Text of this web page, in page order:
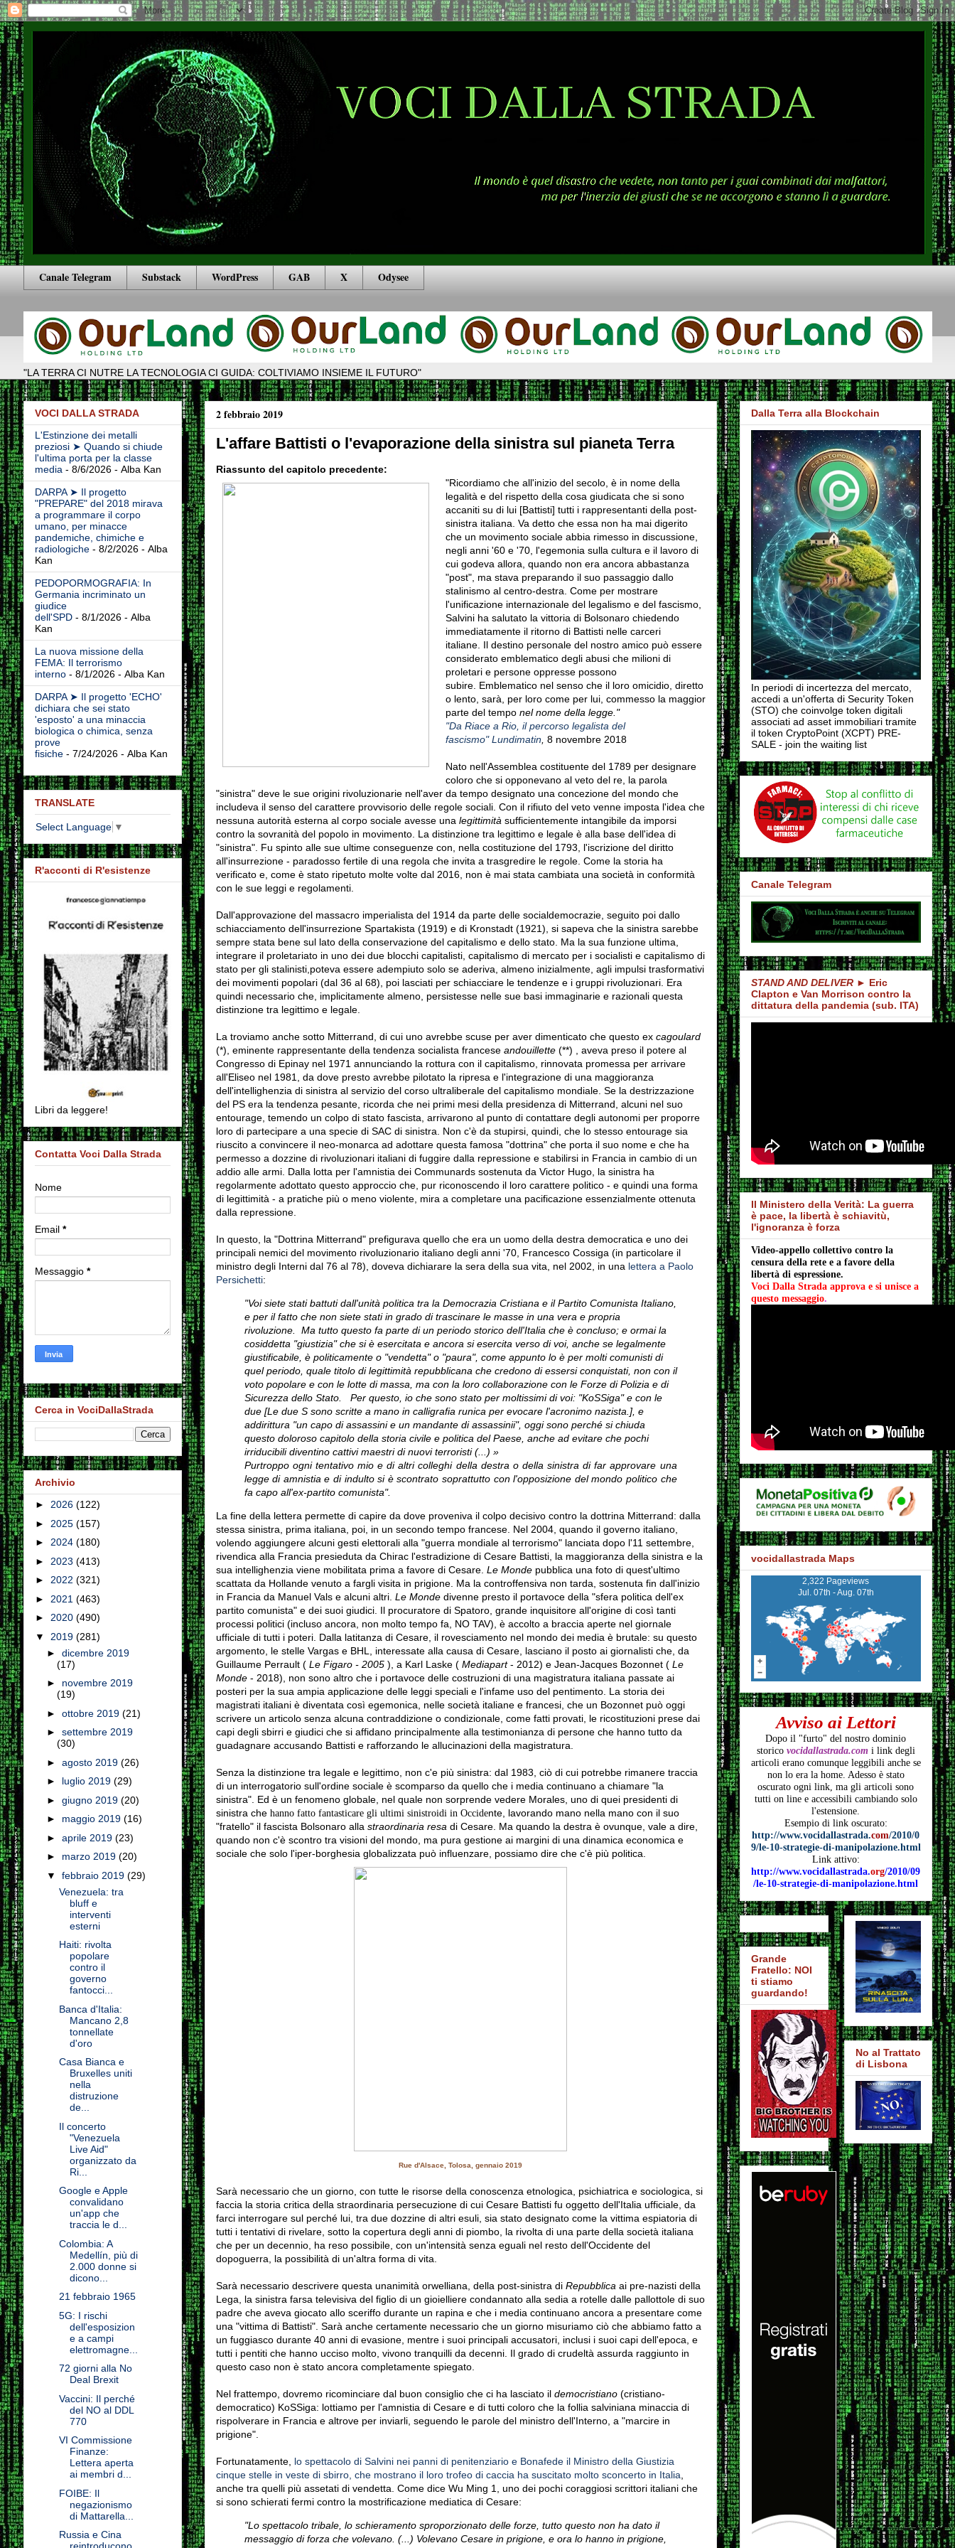
Canale Telegram Substack WordPress GAB X Odysee
"LA TERRA CI NUTRE LA TECNOLOGIA CI GUIDA: COLTIVIAMO INSIEME IL FUTURO"
2 febbraio 2019
L'affare Battisti o l'evaporazione della sinistra sul pianeta Terra
Riassunto del capitolo precedente:
"Ricordiamo che all'inizio del secolo, è in nome della
legalità e del rispetto della cosa giudicata che si sono
accaniti su di lui [Battisti] tutti i rappresentanti della post-
sinistra italiana. Va detto che essa non ha mai digerito
che un movimento sociale abbia rimesso in discussione,
negli anni '60 e '70, l'egemonia sulla cultura e il lavoro di
cui godeva allora, quando non era ancora abbastanza
"post", ma stava preparando il suo passaggio dallo
stalinismo al centro-destra. Come per mostrare
l'unificazione internazionale del legalismo e del fascismo,
Salvini ha salutato la vittoria di Bolsonaro chiedendo
immediatamente il ritorno di Battisti nelle carceri
italiane. Il destino personale del nostro amico può essere
considerato emblematico degli abusi che milioni di
proletari e persone oppresse possono
subire. Emblematico nel senso che il loro omicidio, diretto
o lento, sarà, per loro come per lui, commesso la maggior
parte del tempo nel nome della legge. "
"Da Riace a Rio, il percorso legalista del
fascismo"Lundimatin 8 novembre 2018
Nato nell'Assemblea costituente del 1789 per designare
coloro che si opponevano al veto del re, la parola
"sinistra" deve le sue origini rivoluzionarie nell'aver da tempo designato una concezione del mondo che
includeva il senso del carattere provvisorio delle regole sociali. Con il rifiuto del veto venne imposta l'idea che
nessuna autorità esterna al corpo sociale avesse una legittimità sufficientemente intangibile da imporsi
contro la sovranità del popolo in movimento. La distinzione tra legittimo e legale è alla base dell'idea di
"sinistra". Fu spinto alle sue ultime conseguenze con, nella costituzione del 1793, l'iscrizione del diritto
all'insurrezione - paradosso fertile di una regola che invita a trasgredire le regole. Come la storia ha
verificato e, come è stato ripetuto molte volte dal 2016, non è mai stata cambiata una società in conformità
con le sue leggi e regolamenti.
Dall'approvazione del massacro imperialista del 1914 da parte delle socialdemocrazie, seguito poi dallo
schiacciamento dell'insurrezione Spartakista (1919) e di Kronstadt (1921), si sapeva che la sinistra sarebbe
sempre stata bene sul lato della conservazione del capitalismo e dello stato. Ma la sua funzione ultima,
integrare il proletariato in uno dei due blocchi capitalisti, capitalismo di mercato per i socialisti e capitalismo di
stato per gli stalinisti,poteva essere adempiuto solo se aderiva, almeno inizialmente, agli impulsi trasformativi
dei movimenti popolari (dal 36 al 68), poi lasciati per schiacciare le tendenze e i gruppi rivoluzionari. Era
quindi necessario che, implicitamente almeno, persistesse nelle sue basi immaginarie e razionali questa
distinzione tra legittimo e legale.
La troviamo anche sotto Mitterrand, di cui uno avrebbe scuse per aver dimenticato che questo ex cagoulard
(*), eminente rappresentante della tendenza socialista franceseandouillette(**) , aveva preso il potere al
Congresso di Epinay nel 1971 annunciando la rottura con il capitalismo, rinnovata promessa per arrivare
all'Eliseo nel 1981, da dove presto avrebbe pilotato la ripresa e l'integrazione di una maggioranza
dell'intellighenzia di sinistra al servizio del corso ultraliberale del capitalismo mondiale. Se la destrizzazione
del PSera la tendenza pesante, ricorda che nei primi mesi della presidenza di Mitterrand, alcuni nel suo
entourage, temendo un colpo di stato fascista, arrivarono al punto di contattare degli autonomi per proporre
loro di partecipare a una specie di SACdi sinistra.
Non c'è da stupirsi, quindi, che lo stesso entourage sia
riuscito a convincere il neo-monarca ad adottare questa famosa "dottrina" che porta il suo nome e che ha
permesso a dozzine di rivoluzionari italiani di fuggire dalla repressione e stabilirsi in Francia in cambio di un
addio alle armi. Dalla lotta per l'amnistia dei Communards sostenuta da Victor Hugo, la sinistra ha
regolarmente adottato questo approccio che, pur riconoscendo il loro carattere politico - e quindi una forma
di legittimità - a pratiche più o meno violente, mira a completare una pacificazione essenzialmente ottenuta
dalla repressione.
In questo, la "Dottrina Mitterrand" prefigurava quello che era un uomo della destra democratica e uno dei
principali nemici del movimento rivoluzionario italiano degli anni '70, Francesco Cossiga (in particolare il
ministro degli Interni dal 76 al 78), doveva dichiarare la sera della sua vita, nel 2002, in una lettera a Paolo
Persichetti:
"Voi siete stati battuti dall'unità politica tra la Democrazia Cristiana e il Partito Comunista Italiano,
e per il fatto che non siete stati in grado di trascinare le masse in una vera e propria
rivoluzione.
Ma tutto questo fa parte di un periodo storico dell'Italia che è concluso; e ormai la
cosiddetta "giustizia" che si è esercitata e ancora si esercita verso di voi, anche se legalmente
giustificabile, è politicamente o "vendetta" o "paura", come appunto lo è per molti comunisti di
quel periodo, quale titolo di legittimità repubblicana che credono di essersi conquistati, non con il
voto popolare e con le lotte di massa, ma con la loro collaborazione con le Forze di Polizia e di
Sicurezza dello Stato.
Per questo, io che sono stato per moltissimi di voi: "KoSSiga" e con le
due [Le due S sono scritte a mano in calligrafia runica per evocare l'acronimo nazista.], e
addirittura "un capo di assassini e un mandante di assassinii", oggi sono perché si chiuda
questo doloroso capitolo della storia civile e politica del Paese, anche ad evitare che pochi
irriducibili diventino cattivi maestri di nuovi terroristi (...) »
Purtroppo ogni tentativo mio e di altri colleghi della destra o della sinistra di far approvare una
legge di amnistia e di indulto si è scontrato soprattutto con l'opposizione del mondo politico che
fa capo all'ex-partito comunista".
La fine della lettera permette di capire da dove proveniva il colpo decisivo contro la dottrina Mitterrand: dalla
stessa sinistra, prima italiana, poi, in un secondo tempo francese. Nel 2004, quando il governo italiano,
volendo aggiungere alcuni gesti elettorali alla "guerra mondiale al terrorismo" lanciata dopo l'11 settembre,
rivendica alla Francia presieduta da Chirac l'estradizione di Cesare Battisti, la maggioranza della sinistra e la
sua intellighenzia viene mobilitata prima a favore di Cesare. Le Mondepubblica una foto di quest'ultimo
scattata da Hollande venuto a fargli visita in prigione. Ma la controffensiva non tarda, sostenuta fin dall'inizio
in Francia da Manuel Vals e alcuni altri. Le Mondedivenne presto il portavoce della "sfera politica dell'ex
partito comunista" e dei suoi giudici. Il procuratore di Spatoro, grande inquisitore all'origine di così tanti
processi politici (incluso ancora, non molto tempo fa, NO TAV), è accolto a braccia aperte nel giornale
ufficiale di tutti i poteri. Dalla latitanza di Cesare, il rovesciamento nel mondo dei media è brutale: su questo
argomento, le stelle Vargas e BHL,
interessate alla causa di Cesare, lasciano il posto ai giornalisti che, da
Guillaume Perrault ( Le Figaro - 2005), a Karl Laske ( Mediapart- 2012) e Jean-Jacques Bozonnet ( Le
Monde- 2018), non sono altro che i portavoce delle costruzioni di una magistratura italiana passate ai
posteri per la sua ampia applicazione delle leggi speciali e l'infame uso del pentimento. La storia dei
magistrati italiani è diventata così egemonica, nelle società italiane e francesi, che un Bozonnet può oggi
scrivere un articolo senza alcuna contraddizione o condizionale, come fatti provati, le ricostituzioni prese dai
capi degli sbirri e giudici che si affidano principalmente alla testimonianza di persone che hanno tutto da
guadagnare accusando Battisti e rafforzando le allucinazioni della magistratura.
Senza la distinzione tra legale e legittimo, non c'e più sinistra: dal 1983, ciò di cui potrebbe rimanere traccia
di un interrogatorio sull'ordine sociale è scomparso da quello che i media continuano a chiamare "la
sinistra". Ed è un fenomeno globale, nel quale non sorprende vedere Morales, uno di quei presidenti di
sinistra chehanno fatto fantasticare gli ultimi sinistroidi in Occidente, lavorando mano nella mano con il suo
"fratello" il fascista Bolsonaro alla straordinaria resa di Cesare. Ma quando la destra è ovunque, vale a dire,
quando non c'è scontro tra visioni del mondo, ma pura gestione ai margini di una dinamica economica e
sociale che solo l'iper-borghesia globalizzata può influenzare, possiamo dire che c'è più politica.
Rue d'Alsace, Tolosa, gennaio 2019
Sarà necessario che un giorno, con tutte le risorse della conoscenza etnologica, psichiatrica e sociologica, si
faccia la storia critica della straordinaria persecuzione di cui Cesare Battisti fu oggetto dell'Italia ufficiale, da
farci interrogare sul perché lui, tra due dozzine di altri esuli, sia stato designato come la vittima espiatoria di
tutti i tentativi di rivelare, sotto la copertura degli anni di piombo, la rivolta di una parte della società italiana
che per un decennio, ha reso possibile, con un'intensità senza eguali nel resto dell'Occidente del
dopoguerra, la possibilità di un'altra forma di vita.
Sarà necessario descrivere questa unanimità orwelliana, della post-sinistra di Repubblica ai pre-nazisti della
Lega, la sinistra farsa televisiva del figlio di un gioielliere condannato alla sedia a rotelle dalle pallottole di suo
padreche aveva giocato allo sceriffo durante un rapina e che i media continuano ancora a presentare come
una "vittima di Battisti". Sarà anche certamente necessario che un giorno misuriamo ciò che abbiamo fatto a
un fuggiasco durante 40 anni di evasione, mentre i suoi principali accusatori, inclusi i suoi capi dell'epoca, e
tutti i pentiti che hanno ucciso molto, vivono tranquilli da decenni. Il grado di crudeltà assurda raggiunto in
questo caso non è stato ancora completamente spiegato.
Nel frattempo, dovremo ricominciare dal buon consiglio che ci ha lasciato il democristiano(cristiano-
democratico) KoSSiga: lottiamo per l'amnistia di Cesare e di tutti coloro che la follia salviniana minaccia di
rispolverare in Francia e altrove per inviarli, seguendo le parole del ministro dell'Interno, a "marcire in
prigione".
Fortunatamente, lo spettacolo di Salvini nei panni di penitenziario e Bonafede il Ministro della Giustizia
cinque stelle in veste di sbirro, che mostrano il loro trofeo di caccia ha suscitato molto sconcerto in Italia
anche tra quelli più assetati di vendetta. Come dice Wu Ming 1, uno dei pochi coraggiosi scrittori italiani che
si sono schierati fermi contro la mostrificazione mediatica di Cesare:
"Lo spettacolo tribale, lo schieramento sproporzionato delle forze, tutto questo non ha dato il
messaggio di forza che volevano. (...) Volevano Cesare in prigione, e ora lo hanno in prigione,
VOCI DALLA STRADA
L'Estinzione dei metalli
preziosi ➤ Quando si chiude
l'ultima porta per la classe
media - 8/6/2026- Alba Kan
DARPA ➤ Il progetto
"PREPARE" del 2018 mirava
a programmare il corpo
umano, per minacce
pandemiche, chimiche e
radiologiche- 8/2/2026- Alba
Kan
PEDOPORMOGRAFIA: In
Germania incriminato un
giudice
dell'SPD- 8/1/2026- Alba
Kan
La nuova missione della
FEMA: Il terrorismo
interno- 8/1/2026- Alba Kan
DARPA ➤ Il progetto 'ECHO'
dichiara che sei stato
'esposto' a una minaccia
biologica o chimica, senza
prove
fisiche- 7/24/2026- Alba Kan
TRANSLATE
Select Language ▼
R'acconti di R'esistenze
Libri da leggere!
Contatta Voci Dalla Strada
Nome
Email *
Messaggio *
Cerca in VociDallaStrada
Archivio
► 2026 (122)
► 2025 (157)
► 2024 (180)
► 2023 (413)
► 2022 (321)
► 2021 (463)
► 2020 (490)
▼ 2019 (281)
►dicembre 2019
(17)
► novembre 2019
(19)
►ottobre 2019(21)
►settembre 2019
(30)
►agosto 2019(26)
► luglio 2019(29)
►giugno 2019(20)
► maggio 2019(16)
►aprile 2019(23)
► marzo 2019(20)
▼febbraio 2019(29)
Venezuela: tra
bluff e
interventi
esterni
Haiti: rivolta
popolare
contro il
governo
fantocci...
Banca d'Italia:
Mancano 2,8
tonnellate
d'oro
Casa Bianca e
Bruxelles uniti
nella
distruzione
de...
Il concerto
"Venezuela
Live Aid"
organizzato da
Ri...
Google e Apple
convalidano
un'app che
traccia le d...
Colombia: A
Medellín, più di
2.000 donne si
dicono...
21 febbraio 1965
5G: I rischi
dell'esposizion
e a campi
elettromagne...
72 giorni alla No
Deal Brexit
Vaccini: Il perché
del NO al DDL
770
VI Commissione
Finanze:
Lettera aperta
ai membri d...
FOIBE: Il
negazionismo
di Mattarella...
Russia e Cina
Dalla Terra alla Blockchain
In periodi di incertezza del mercato,
accedi a un'offerta di Security Token
(STO) che coinvolge token digitali
associati ad asset immobiliari tramite
il token CryptoPoint (XCPT) PRE-
SALE - join the waiting list
Canale Telegram
STAND AND DELIVER► Eric
Clapton e Van Morrison contro la
dittatura della pandemia (sub. ITA)
Il Ministero della Verità: La guerra
è pace, la libertà è schiavitù,
l'ignoranza è forza
Video-appello collettivo contro la
censura della rete e a favore della
libertà di espressione.
Voci Dalla Strada approva e si unisce a
questo messaggio.
vocidallastrada Maps
2,322 Pageviews
Jul. 07th - Aug. 07th
Avviso ai Lettori
Dopo il "furto" del nostro dominio
storico vocidallastrada.comi link degli
articoli erano comunque leggibili anche se
non lo era la home. Adesso è stato
oscurato ogni link, ma gli articoli sono
tutti on line e accessibili cambiando solo
l'estensione.
Esempio di link oscurato:
http://www.vocidallastrada.com/2010/0
9/le-10-strategie-di-manipolazione.html
Link attivo:
http://www.vocidallastrada.org/2010/09
/le-10-strategie-di-manipolazione.html
Grande
Fratello: NOI
ti stiamo
guardando!
No al Trattato
di Lisbona